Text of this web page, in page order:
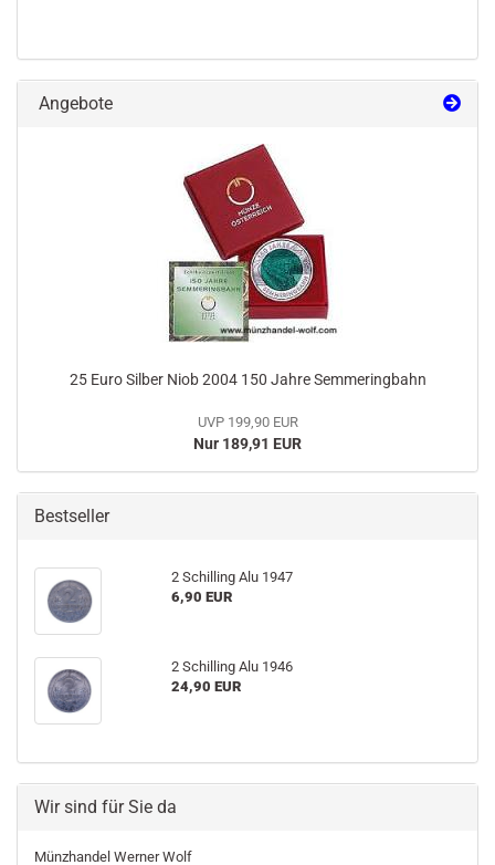
Angebote
25 Euro Silber Niob 2004 150 Jahre Semmeringbahn
UVP 199,90 EUR
Nur 189,91 EUR
Bestseller
2 Schilling Alu 1947
6,90 EUR
2 Schilling Alu 1946
24,90 EUR
Wir sind für Sie da
Münzhandel Werner Wolf